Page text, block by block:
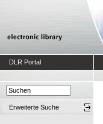
DLR Portal
Erweiterte Suche